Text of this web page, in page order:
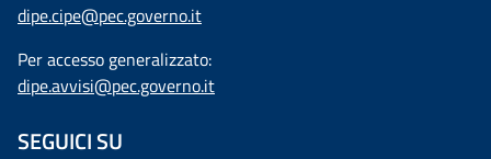
dipe.cipe@pec.governo.it
Per accesso generalizzato:
dipe.avvisi@pec.governo.it
SEGUICI SU